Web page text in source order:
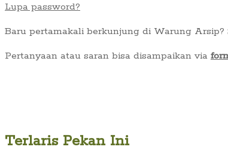
Lupa password?
Baru pertamakali berkunjung di Warung
Pertanyaan atau saran bisa disampaikan via
Terlaris Pekan Ini